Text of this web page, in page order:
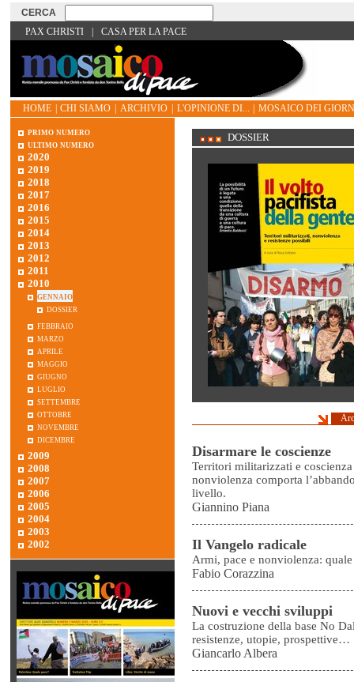
PAX CHRISTI CASA PER LA PACE
HOME CHI SIAMO ARCHIVIO L'OPINIONE DI... MOSAICO DEI
DOSSIER
Disarmare le coscienze
Territori militarizzati e
nonviolenza comporta
livello.
Giannino Piana
Il Vangelo radicale
Armi, pace e nonviolenza:
Fabio Corazzina
Nuovi e vecchi sviluppi
La costruzione della base No
resistenze, utopie, prospettive…
Giancarlo Albera
primo numero
ultimo numero
2020
2019
2018
2017
2016
2015
2014
2013
2012
2011
2010
gennaio
dossier
febbraio
marzo
aprile
maggio
giugno
luglio
settembre
ottobre
novembre
dicembre
2009
2008
2007
2006
2005
2004
2003
2002